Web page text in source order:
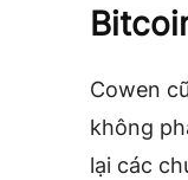
Cowen
không
lại các